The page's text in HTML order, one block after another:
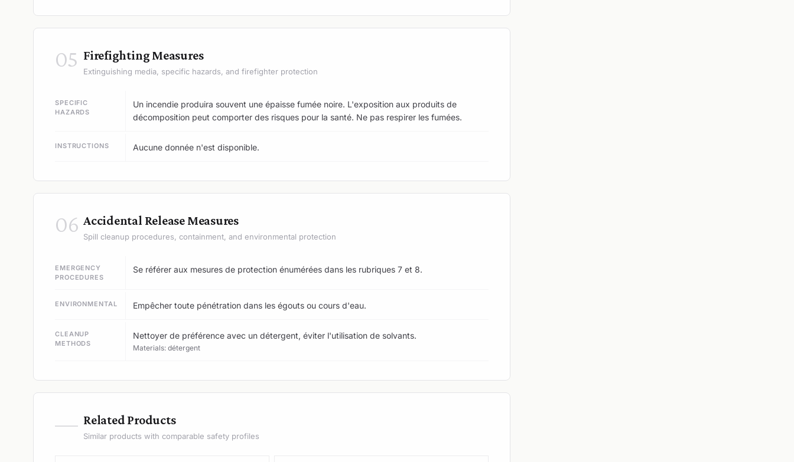
05 Firefighting Measures
Extinguishing media, specific hazards, and firefighter protection
SPECIFIC
HAZARDS
Un incendie produira souvent une épaisse fumée noire. L'exposition aux produits de
décomposition peut comporter des risques pour la santé. Ne pas respirer les fumées.
INSTRUCTIONS Aucune donnée n'est disponible.
06 Accidental Release Measures
Spill cleanup procedures, containment, and environmental protection
EMERGENCY
PROCEDURES
Se référer aux mesures de protection énumérées dans les rubriques 7 et 8.
ENVIRONMENTAL Empêcher toute pénétration dans les égouts ou cours d'eau.
CLEANUP
METHODS
Nettoyer de préférence avec un détergent, éviter l'utilisation de solvants.
Materials: détergent
— Related Products
Similar products with comparable safety profiles